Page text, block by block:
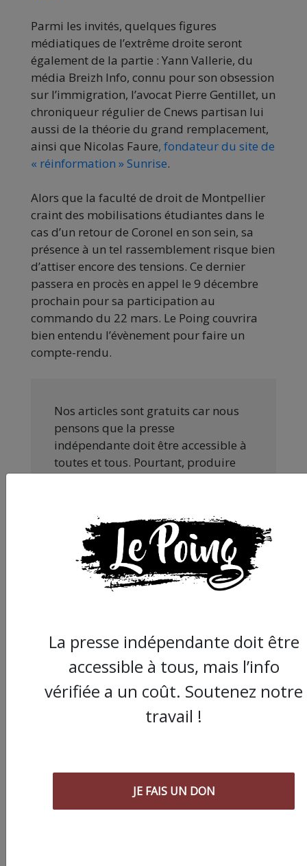
Parmi les invités, quelques figures
médiatiques de l’extrême droite seront
également de la partie : Yann Vallerie, du
média Breizh Info, connu pour son obsession
sur l’immigration, l’avocat Pierre Gentillet, un
chroniqueur régulier de Cnews partisan lui
aussi de la théorie du grand remplacement,
ainsi que Nicolas Faure, fondateur du site de
« réinformation » Sunrise.
Alors que la faculté de droit de Montpellier
craint des mobilisations étudiantes dans le
cas d’un retour de Coronel en son sein, sa
présence à un tel rassemblement risque bien
d’attiser encore des tensions. Ce dernier
passera en procès en appel le 9 décembre
prochain pour sa participation au
commando du 22 mars. Le Poing couvrira
bien entendu l’évènement pour faire un
compte-rendu.
Nos articles sont gratuits car nous
pensons que la presse
indépendante doit être accessible à
toutes et tous. Pourtant, produire
l’argent, surtout quand on refuse
d’être aux ordres de Bolloré et de
ses amis… Pourvu que ça dure ! Ça
tombe bien, ça ne tient qu’à vous :
ARTICLE SUIVANT :
La presse indépendante doit être
accessible à tous, mais l’info
vérifiée a un coût. Soutenez notre
travail !
JE FAIS UN DON